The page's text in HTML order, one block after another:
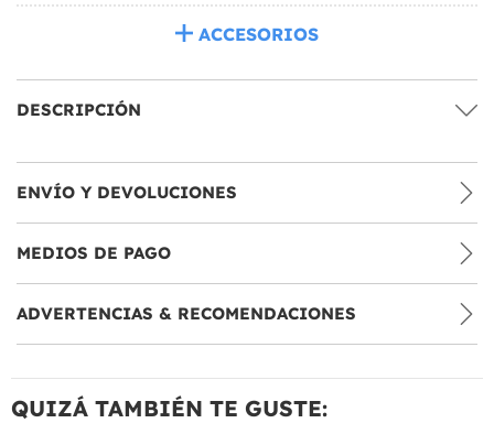
ACCESORIOS
DESCRIPCIÓN
ENVÍO Y DEVOLUCIONES
MEDIOS DE PAGO
ADVERTENCIAS & RECOMENDACIONES
QUIZÁ TAMBIÉN TE GUSTE: